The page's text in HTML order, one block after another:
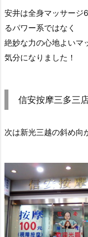
安井は全身マッサージ
るパワー系ではなく
絶妙な力の心地よいマ
気分になりました！
信安按摩三多三
次は新光三越の斜め向